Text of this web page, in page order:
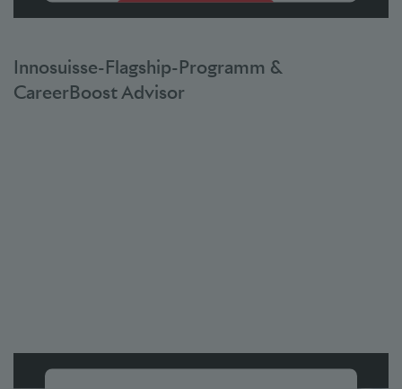
Accepter
powered by Usercentrics Consent Management Platform
Innosuisse-Flagship-Programm &
CareerBoost Advisor